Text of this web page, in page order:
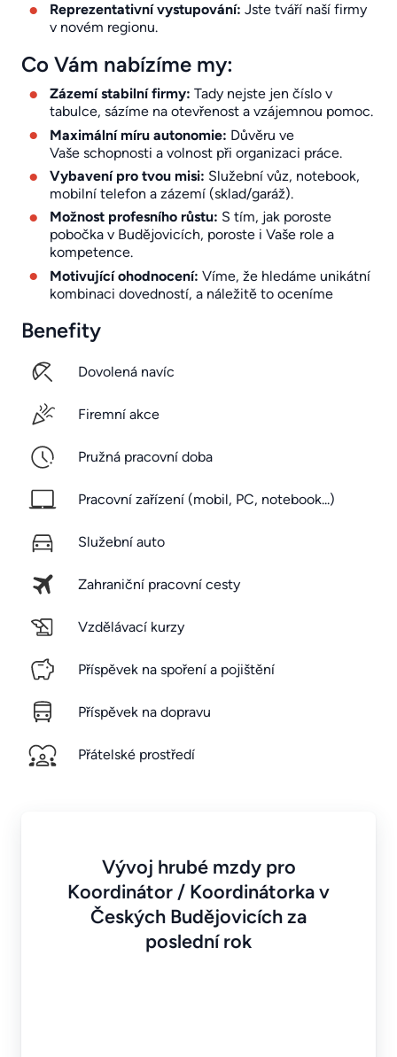
Reprezentativní vystupování: Jste tváří naší firmy
v novém regionu.
Co Vám nabízíme my:
Zázemí stabilní firmy: Tady nejste jen číslo v
tabulce, sázíme na otevřenost a vzájemnou pomoc.
Maximální míru autonomie: Důvěru ve
Vaše schopnosti a volnost při organizaci práce.
Vybavení pro tvou misi: Služební vůz, notebook,
mobilní telefon a zázemí (sklad/garáž).
Možnost profesního růstu: S tím, jak poroste
pobočka v Budějovicích, poroste i Vaše role a
kompetence.
Motivující ohodnocení: Víme, že hledáme unikátní
kombinaci dovedností, a náležitě to oceníme
Benefity
Dovolená navíc
Firemní akce
Pružná pracovní doba
Pracovní zařízení (mobil, PC, notebook...)
Služební auto
Zahraniční pracovní cesty
Vzdělávací kurzy
Příspěvek na spoření a pojištění
Příspěvek na dopravu
Přátelské prostředí
Vývoj hrubé mzdy pro
Koordinátor / Koordinátorka v
Českých Budějovicích za
poslední rok